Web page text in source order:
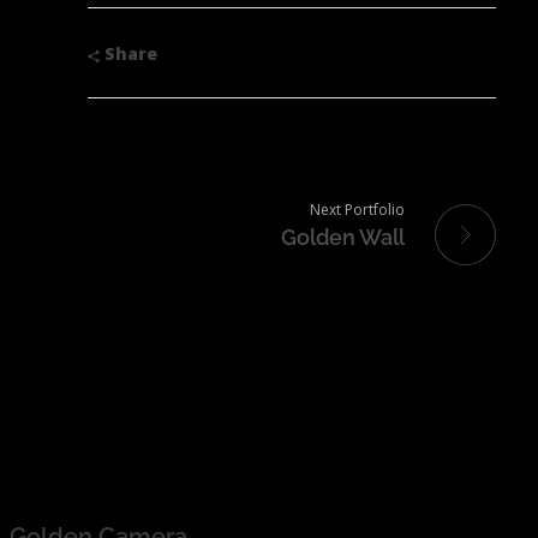
Share
Next Portfolio
Golden Wall